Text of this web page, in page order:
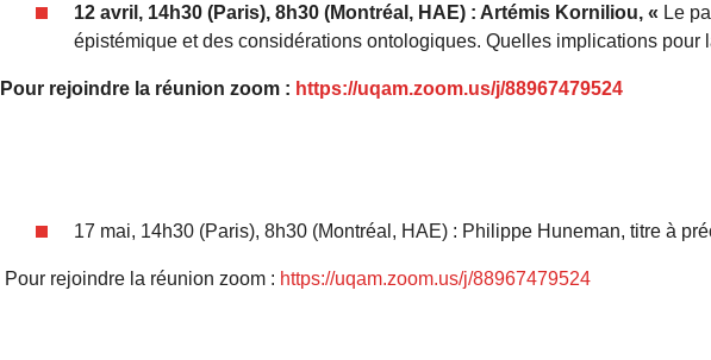
12 avril, 14h30 (Paris), 8h30 (Montréal, HAE) : Artémis Korniliou, « Le
épistémique et des considérations ontologiques. Quelles implications
Pour rejoindre la réunion zoom : https://uqam.zoom.us/j/88967479524
17 mai, 14h30 (Paris), 8h30 (Montréal, HAE) : Philippe Huneman, titre à
Pour rejoindre la réunion zoom : https://uqam.zoom.us/j/88967479524